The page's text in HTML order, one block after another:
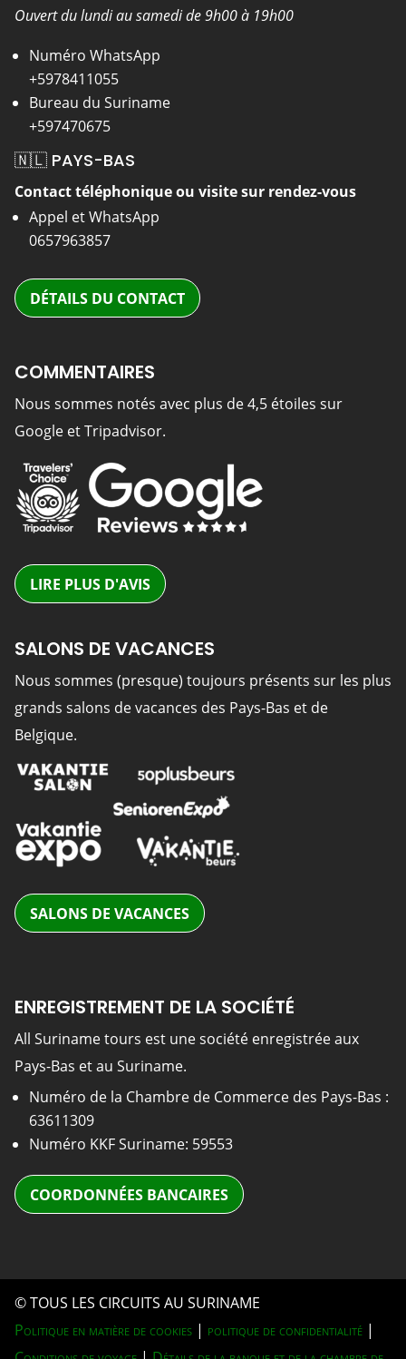
Ouvert du lundi au samedi de 9h00 à 19h00
Numéro WhatsApp
+5978411055
Bureau du Suriname
+597470675
🇳🇱 PAYS-BAS
Contact téléphonique ou visite sur rendez-vous
Appel et WhatsApp
0657963857
DÉTAILS DU CONTACT
COMMENTAIRES
Nous sommes notés avec plus de 4,5 étoiles sur
Google et Tripadvisor.
LIRE PLUS D'AVIS
SALONS DE VACANCES
Nous sommes (presque) toujours présents sur les plus
grands salons de vacances des Pays-Bas et de
Belgique.
SALONS DE VACANCES
ENREGISTREMENT DE LA SOCIÉTÉ
All Suriname tours est une société enregistrée aux
Pays-Bas et au Suriname.
Numéro de la Chambre de Commerce des Pays-Bas :
63611309
Numéro KKF Suriname: 59553
COORDONNÉES BANCAIRES
© TOUS LES CIRCUITS AU SURINAME
Politique en matière de cookies| politique de confidentialité|